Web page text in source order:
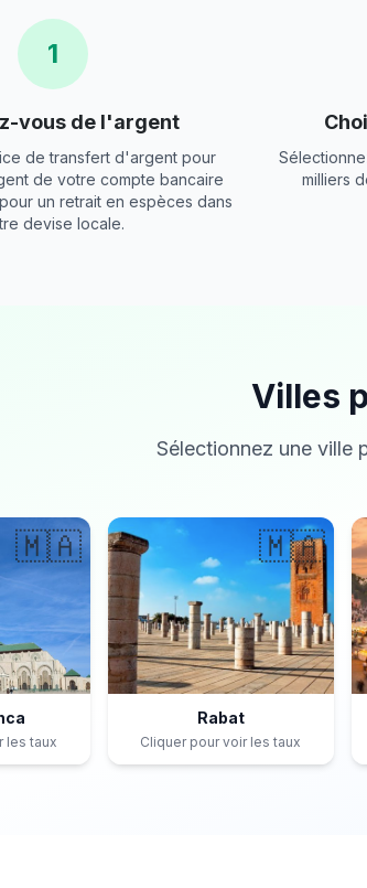
1
vous de l'argent
de transfert d'argent pour
de votre compte bancaire
un retrait en espèces dans
devise locale.
milliers
Villes
Sélectionnez une ville
🇲🇦
les taux
🇲🇦
Rabat
Cliquer pour voir les taux